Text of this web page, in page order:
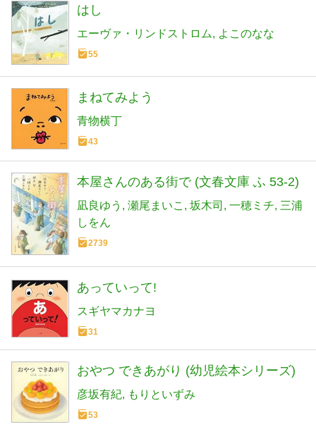
はし
エーヴァ・リンドストロム よこのなな
55
まねてみよう
青物横丁
43
本屋さんのある街で (文春文庫 ふ 53-2)
凪良ゆう 瀬尾まいこ 坂木司 一穂ミチ 三浦
しをん
2739
あっていって!
スギヤマカナヨ
31
おやつ できあがり (幼児絵本シリーズ)
彦坂有紀 もりといずみ
53